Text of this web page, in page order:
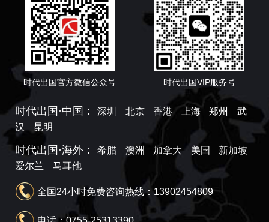
时代出国官方微信公众号 时代出国VIP服务号
时代出国·中国： 深圳 北京 香港 上海 郑州
武
汉
昆明
时代出国·海外： 希腊 澳洲 加拿大 美国
新加坡
爱尔兰
马耳他
全国24小时免费咨询热线：13902454809